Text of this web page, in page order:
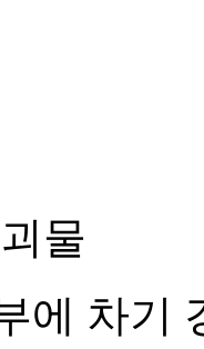
물
에 차기